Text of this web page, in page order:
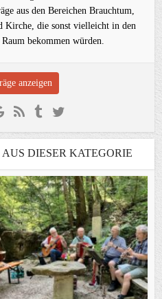
aus den Bereichen Brauchtum,
Kirche, die sonst vielleicht in den
bekommen würden.
anzeigen
DIESER KATEGORIE